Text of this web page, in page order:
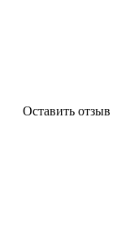
Оставить отзыв